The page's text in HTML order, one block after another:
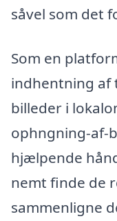
såvel som det
Som en
indhentning
billeder i
ophngning-af-
hjælpende
nemt finde de
sammenligne